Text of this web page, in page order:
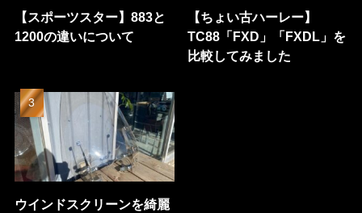
【スポーツスター】883と
1200の違いについて
【ちょい古ハーレー】
TC88「FXD」「FXDL」を
比較してみました
ウインドスクリーンを綺麗